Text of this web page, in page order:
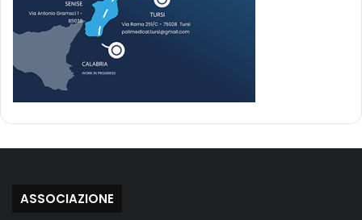
ASSOCIAZIONE